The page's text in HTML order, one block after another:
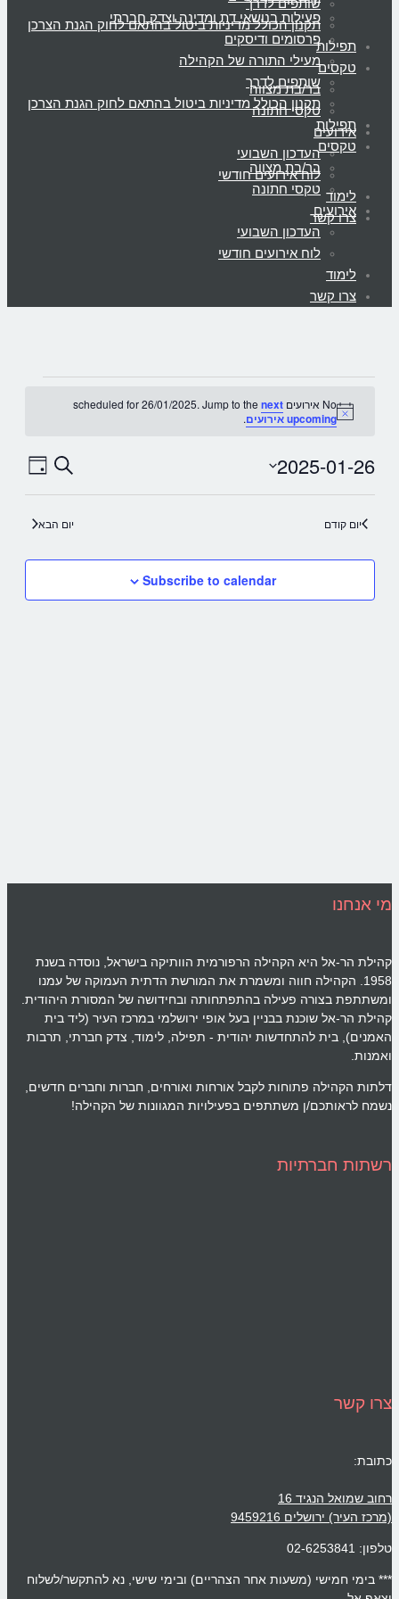
שותפים לדרך
תקנון הכולל מדיניות ביטול בהתאם לחוק הגנת הצרכן
תפילות
טקסים
בר/בת מצווה
טקסי חתונה
אירועים
העדכון השבועי
לוח אירועים חודשי
לימוד
צרו קשר
פעילות בנושאי דת ומדינה וצדק חברתי
פרסומים ודיסקים
מעילי התורה של הקהילה
שותפים לדרך
תקנון הכולל מדיניות ביטול בהתאם לחוק הגנת הצרכן
תפילות
טקסים
בר/בת מצווה
טקסי חתונה
אירועים
העדכון השבועי
לוח אירועים חודשי
לימוד
צרו קשר
אירועים
FOR
26/01/2025
Notice
No אירועים scheduled for 26/01/2025. Jump to the
next
upcoming אירועים
.
אירועים
Search
and
Views
חיפוש
Day 2025-01-26
יום קודם יום הבא
Subscribe to calendar
מי אנחנו
קהילת הר-אל היא הקהילה הרפורמית הוותיקה בישראל, נוסדה בשנת
1958. הקהילה חווה ומשמרת את המורשת הדתית העמוקה של עמנו
ומשתתפת בצורה פעילה בהתפתחותה ובחידושה של המסורת היהודית.
קהילת הר-אל שוכנת בבניין בעל אופי ירושלמי במרכז העיר (ליד בית
האמנים), בית להתחדשות יהודית - תפילה, לימוד, צדק חברתי, תרבות
ואמנות.
דלתות הקהילה פתוחות לקבל אורחות ואורחים, חברות וחברים חדשים,
נשמח לראותכם/ן משתתפים בפעילויות המגוונות של הקהילה!
רשתות חברתיות
צרו קשר
כתובת:
רחוב שמואל הנגיד 16
(מרכז העיר) ירושלים 9459216
טלפון: 02-6253841
*** בימי חמישי (משעות אחר הצהריים) ובימי שישי, נא להתקשר/לשלוח